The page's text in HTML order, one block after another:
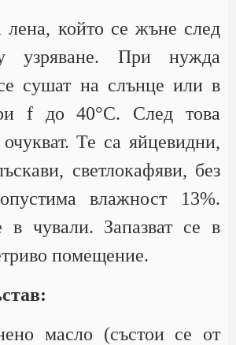
лена, който се жъне след
узряване. При нужда
сушат на слънце или в
f до 40°С. След това
Те са яйцевидни,
светлокафяви, без
влажност 13%.
в чували. Запазват се в
помещение.
масло (състои се от